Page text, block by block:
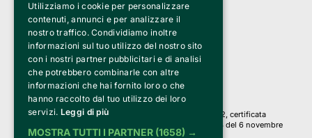
Clappit è un marchio di proprietà di:
Bemils Srl
a Socio Unico
Via Fosse Ardeatine, 4 -20092 Cinisello Balsamo (MI)
PI 05589050961
Iscr. C.C.I.A.A. Milano R.E.A. 1833471
© 2010-2025 Bemils Srl - Tutti i diritti riservati
Credits:
Clappit è basato sulla piattaforma di biglietteria Belive 6.2, certificata
dall’Agenzia delle Entrate con protocollo n. 2025/445474 del 6 novembre
2025.
Utilizziamo i cookie per personalizzare
contenuti, annunci e per analizzare il
nostro traffico. Condividiamo inoltre
informazioni sul tuo utilizzo del nostro sito
con i nostri partner pubblicitari e di analisi
che potrebbero combinarle con altre
informazioni che hai fornito loro o che
hanno raccolto dal tuo utilizzo dei loro
servizi. Leggi di più
MOSTRA TUTTI I PARTNER (1658) →